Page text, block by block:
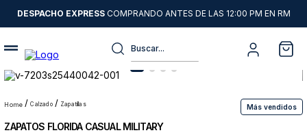
DESPACHO EXPRESSCOMPRANDO ANTES DE LAS 12:00 PM EN RM
Buscar...
calzado zapatillas Más vendidos
ZAPATOS FLORIDA CASUAL MILITARY
1.
sweater
2.
chaquetas